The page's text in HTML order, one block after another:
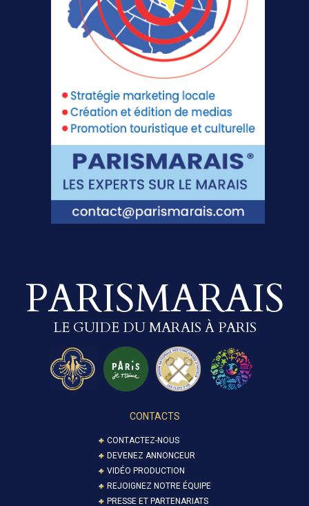
PARISMARAIS
LE GUIDE DU MARAIS À PARIS
CONTACTS
CONTACTEZ-NOUS
DEVENEZ ANNONCEUR
VIDÉO PRODUCTION
REJOIGNEZ NOTRE ÉQUIPE
PRESSE ET PARTENARIATS